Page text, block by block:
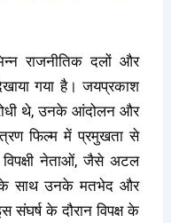
राजनीतिक दलों और
गया है। जयप्रकाश
थे, उनके आंदोलन और
फिल्म में प्रमुखता से
नेताओं, जैसे अटल
के साथ उनके मतभेद और
संघर्ष के दौरान विपक्ष के